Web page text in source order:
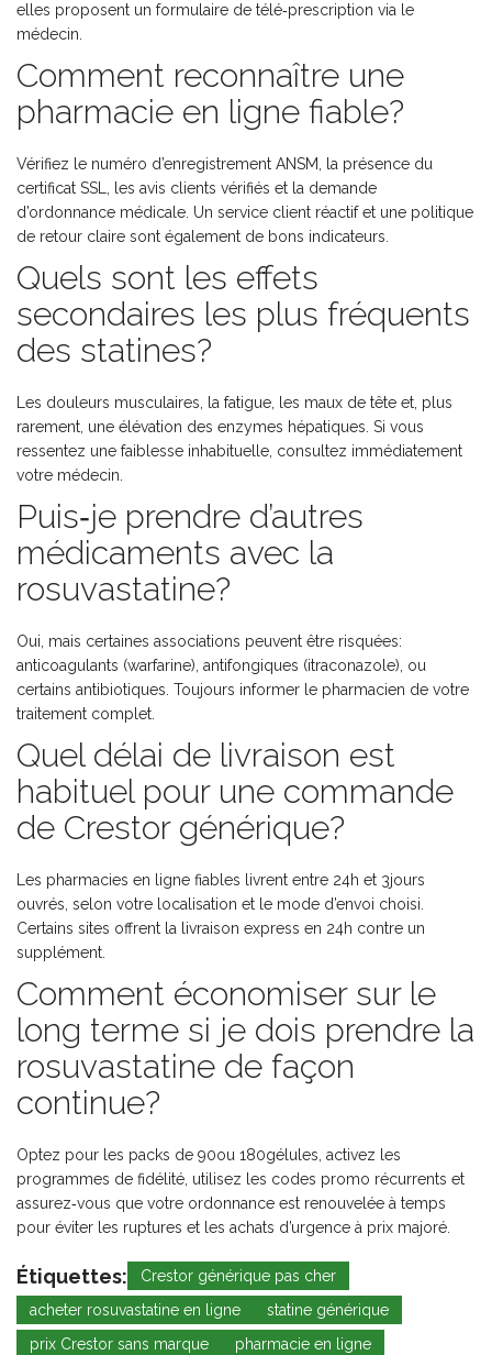
elles proposent un formulaire de télé‑prescription via le
médecin.
Comment reconnaître une
pharmacie en ligne fiable?
Vérifiez le numéro d’enregistrement ANSM, la présence du
certificat SSL, les avis clients vérifiés et la demande
d’ordonnance médicale. Un service client réactif et une politique
de retour claire sont également de bons indicateurs.
Quels sont les effets
secondaires les plus fréquents
des statines?
Les douleurs musculaires, la fatigue, les maux de tête et, plus
rarement, une élévation des enzymes hépatiques. Si vous
ressentez une faiblesse inhabituelle, consultez immédiatement
votre médecin.
Puis‑je prendre d’autres
médicaments avec la
rosuvastatine?
Oui, mais certaines associations peuvent être risquées:
anticoagulants (warfarine), antifongiques (itraconazole), ou
certains antibiotiques. Toujours informer le pharmacien de votre
traitement complet.
Quel délai de livraison est
habituel pour une commande
de Crestor générique?
Les pharmacies en ligne fiables livrent entre 24h et 3jours
ouvrés, selon votre localisation et le mode d’envoi choisi.
Certains sites offrent la livraison express en 24h contre un
supplément.
Comment économiser sur le
long terme si je dois prendre la
rosuvastatine de façon
continue?
Optez pour les packs de 90ou 180gélules, activez les
programmes de fidélité, utilisez les codes promo récurrents et
assurez‑vous que votre ordonnance est renouvelée à temps
pour éviter les ruptures et les achats d’urgence à prix majoré.
Étiquettes:
Crestor générique pas cher
acheter rosuvastatine en ligne
statine générique
prix Crestor sans marque
pharmacie en ligne